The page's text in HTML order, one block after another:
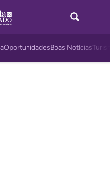
OportunidadesBoas Notícias